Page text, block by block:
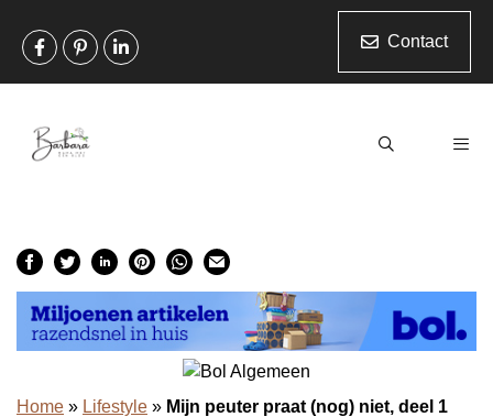
naar
Contact
Home » Lifestyle » Mijn peuter praat (nog) niet, deel 1